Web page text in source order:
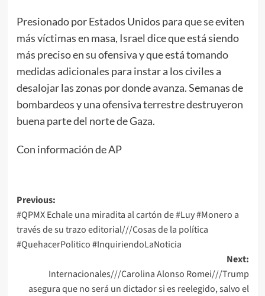
Presionado por Estados Unidos para que se eviten
más víctimas en masa, Israel dice que está siendo
más preciso en su ofensiva y que está tomando
medidas adicionales para instar a los civiles a
desalojar las zonas por donde avanza. Semanas de
bombardeos y una ofensiva terrestre destruyeron
buena parte del norte de Gaza.
Con información de AP
Post
navigation
Previous:
#QPMX Echale una miradita al cartón de #Luy #Monero a
través de su trazo editorial///Cosas de la política
#QuehacerPolitico #InquiriendoLaNoticia
Next:
Internacionales///Carolina Alonso Romei///Trump
asegura que no será un dictador si es reelegido, salvo el